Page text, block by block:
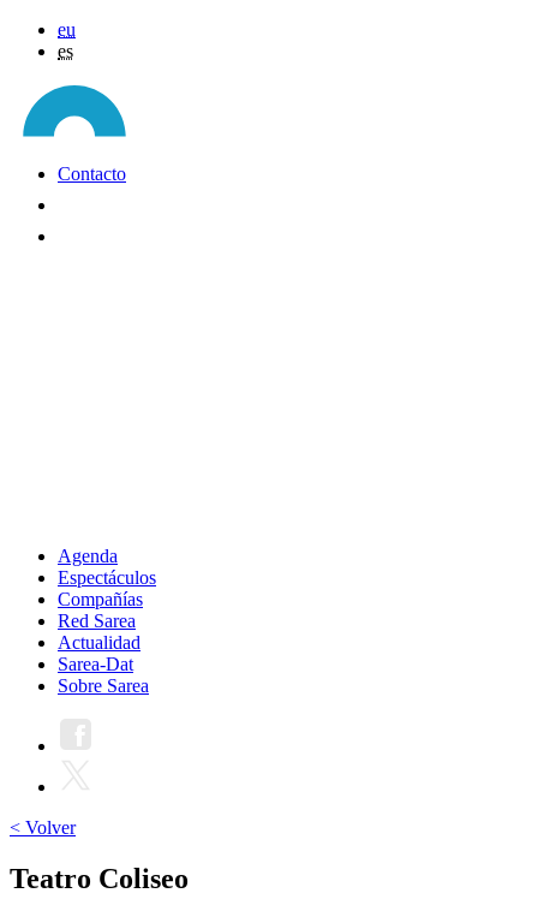
eu
es
Contacto
Agenda
Espectáculos
Compañías
Red Sarea
Actualidad
Sarea-Dat
Sobre Sarea
< Volver
Teatro Coliseo